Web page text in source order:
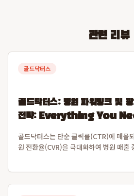
관련 리뷰
골드닥터스
골드닥터스: 병원 파워링크 및
전략: Everything You
골드닥터스는 단순 클릭률(CTR)에 매몰
원 전환율(CVR)을 극대화하여 병원 매출